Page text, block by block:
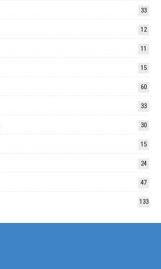
33
12
11
15
60
33
30
15
24
47
133